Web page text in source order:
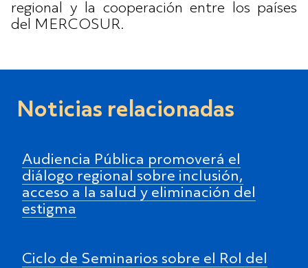
regional y la cooperación entre los países
del MERCOSUR.
Noticias relacionadas
Audiencia Pública promoverá el
diálogo regional sobre inclusión,
acceso a la salud y eliminación del
estigma
Ciclo de Seminarios sobre el Rol del